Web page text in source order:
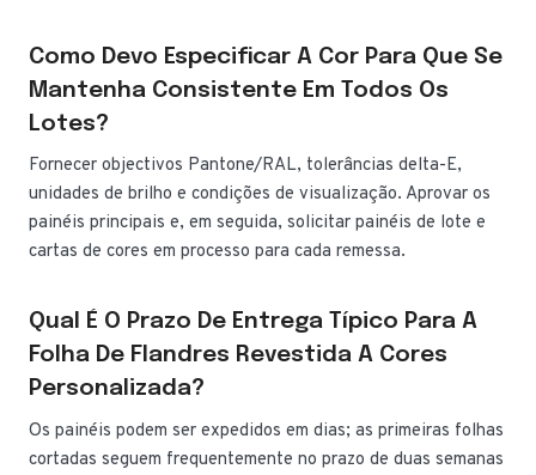
Como Devo Especificar A Cor Para Que Se
Mantenha Consistente Em Todos Os
Lotes?
Fornecer objectivos Pantone/RAL, tolerâncias delta-E,
unidades de brilho e condições de visualização. Aprovar os
painéis principais e, em seguida, solicitar painéis de lote e
cartas de cores em processo para cada remessa.
Qual É O Prazo De Entrega Típico Para A
Folha De Flandres Revestida A Cores
Personalizada?
Os painéis podem ser expedidos em dias; as primeiras folhas
cortadas seguem frequentemente no prazo de duas semanas